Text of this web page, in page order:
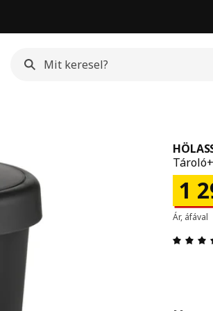
1
Ár
Ár, áfával